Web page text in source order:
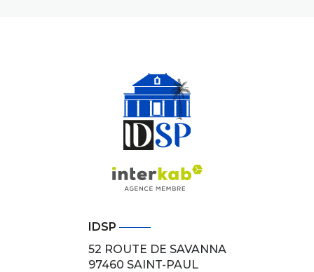
IDSP
52 ROUTE DE SAVANNA
97460 SAINT-PAUL